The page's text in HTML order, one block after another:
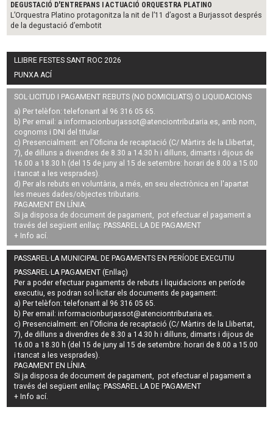
DEGUSTACIÓ D'ENTREPANS I ACTUACIÓ ORQUESTRA PLATINO
L’Orquestra Platino protagonitza la nit de l’11 d’agost a Burjassot després
de la degustació d’embotit
LLIBRE FESTES SANT ROC 2026
PUNXA ACÍ
SOL·LICITUD I PAGAMENT REBUTS (NO DOMICILIATS) O LIQUIDACIONS
a) Per telèfon: telefonant al 96 316 05 65.
b) Per email: a informacionburjassot@atenciontributaria.es, amb nom,
cognoms i DNI del titular.
c) Presencialment: en l'Oficina de recaptació (C/ Màrtirs de la Llibertat,
7), de dilluns a divendres de 8.30 a 14.30 h i dilluns, dimarts i dijous de
16.00 a 18.30 h (del 15 de juny al 15 de setembre: horari de 8.00 a 15.00
i tancat a les vesprades).
d) Per als rebuts en voluntària, a més, en seu electrònica en l'apartat
les meues dades/objectes tributaris.
PAGAMENT EN LÍNIA:
Si ja disposa de document de pagament, pot efectuar el pagament a
través del següent enllaç: PASSAREL·LA DE PAGAMENT
+ Info ací.
PASSAREL·LA MUNICIPAL DE PAGAMENTS EN PERÍODE EXECUTIU
PASSAREL·LA PAGAMENT (Enllaç)
Per a poder efectuar pagaments derebuts i liquidacions en període
executiu, es podran sol·licitar els documents de pagament:
a) Per telèfon: telefonant al 96 316 05 65.
b) Per email:informacionburjassot@atenciontributaria.es.
c) Presencialment: en l'Oficina de recaptació (C/ Màrtirs de la Llibertat,
7), de dilluns a divendres de 8.30 a 14.30 h i dilluns, dimarts i dijous de
16.00 a 18.30 h (del 15 de juny al 15 de setembre: horari de 8.00 a 15.00
i tancat a les vesprades).
PAGAMENT EN LÍNIA:
Si ja disposa de document de pagament, pot efectuar el pagament a
través del següent enllaç: PASSAREL·LA DE PAGAMENT
+ Info ací.